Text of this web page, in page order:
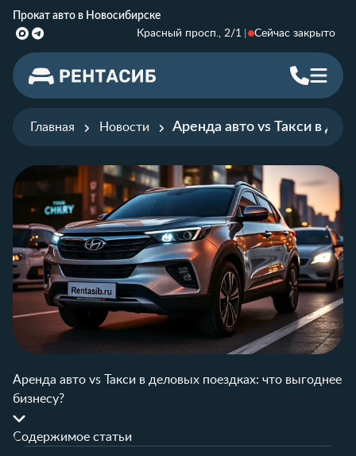
Прокат авто в Новосибирске
Красный просп., 2/1
Сейчас закрыто
Главная Новости Аренда авто vs Такси в
Аренда авто vs Такси в деловых поездках: что выгоднее
бизнесу?
Содержимое статьи